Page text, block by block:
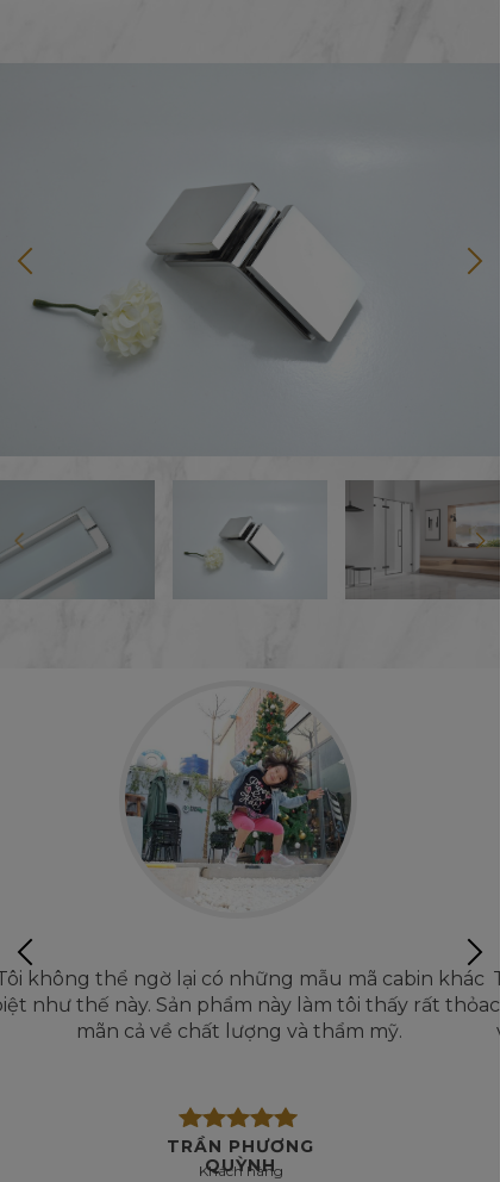
Tôi không thể ngờ lại có những mẫu mã cabin khác
biệt như thế này. Sản phẩm này làm tôi thấy rất thỏa
mãn cả về chất lượng và thẩm mỹ.
TRẦN PHƯƠNG
QUỲNH
Khách hàng